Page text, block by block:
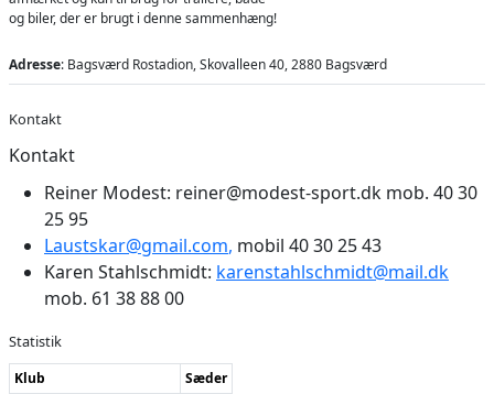
og biler, der er brugt i denne sammenhæng!
Adresse: Bagsværd Rostadion, Skovalleen 40, 2880 Bagsværd
Kontakt
Kontakt
Reiner Modest: reiner@modest-sport.dk mob. 40 30
25 95
Laustskar@gmail.com, mobil 40 30 25 43
Karen Stahlschmidt: karenstahlschmidt@mail.dk
mob. 61 38 88 00
Statistik
Klub
Sæder